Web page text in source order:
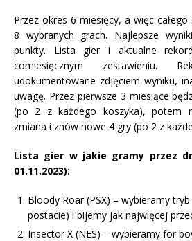
Przez okres 6 miesięcy, a więc
8 wybranych grach. Najlepsze
punkty. Lista gier i aktualne
comiesięcznym zestawieniu.
udokumentowane zdjęciem wyniku,
uwagę. Przez pierwsze 3 miesiące
(po 2 z każdego koszyka), potem
zmiana i znów nowe 4 gry (po 2 z
Lista gier w jakie gramy przez
01.11.2023):
Bloody Roar (PSX) – wybieramy
postacie) i bijemy jak najwięcej
Insector X (NES) – wybieramy for